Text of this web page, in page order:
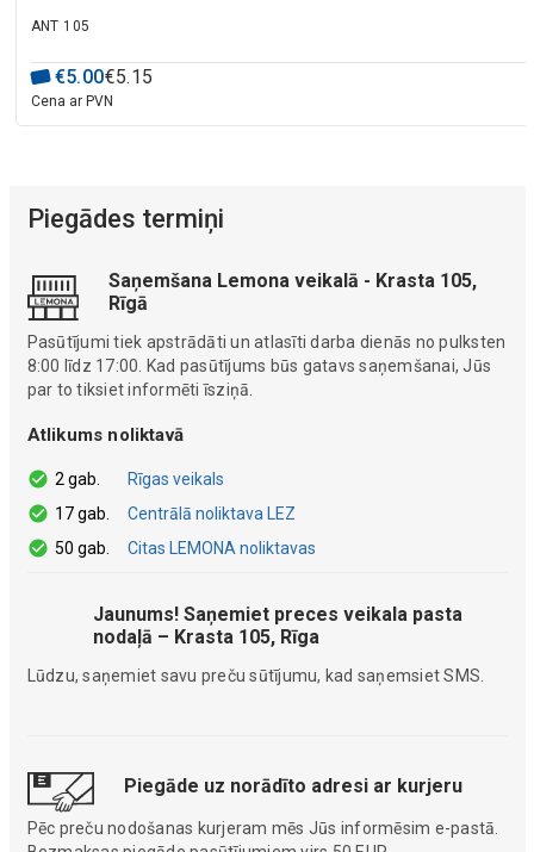
ANT 105
€5.00€5.15
Cena ar PVN
Piegādes termiņi
Saņemšana Lemona veikalā - Krasta 105,
Rīgā
Pasūtījumi tiek apstrādāti un atlasīti darba dienās no pulksten
8:00 līdz 17:00. Kad pasūtījums būs gatavs saņemšanai, Jūs
par to tiksiet informēti īsziņā.
Atlikums noliktavā
2 gab.
Rīgas veikals
17 gab.
Centrālā noliktava LEZ
50 gab.
Citas LEMONA noliktavas
Jaunums! Saņemiet preces veikala pasta
nodaļā – Krasta 105, Rīga
Lūdzu, saņemiet savu preču sūtījumu, kad saņemsiet SMS.
Piegāde uz norādīto adresi ar kurjeru
Pēc preču nodošanas kurjeram mēs Jūs informēsim e-pastā.